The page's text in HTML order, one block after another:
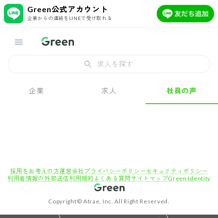
Green公式アカウント
企業からの連絡をLINEで受け取れる
求人を探す
企業 求人 社員の声
採用をお考えの方運営会社 プライバシーポリシーセキュリティポリシー
利用者情報の外部送信利用規約 よくある質問 サイトマップGreen Identity
Copyright© Atrae, Inc. All Right Reserved.